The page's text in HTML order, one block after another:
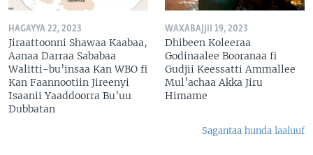
HAGAYYA 22, 2023
Jiraattoonni Shawaa Kaabaa,
Aanaa Darraa Sababaa
Walitti-bu’insaa Kan WBO fi
Kan Faannootiin Jireenyi
Isaanii Yaaddoorra Bu’uu
Dubbatan
WAXABAJJII 19, 2023
Dhibeen Koleeraa
Godinaalee Booranaa fi
Gudjii Keessatti Ammallee
Mul’achaa Akka Jiru
Himame
Sagantaa hunda laaluuf